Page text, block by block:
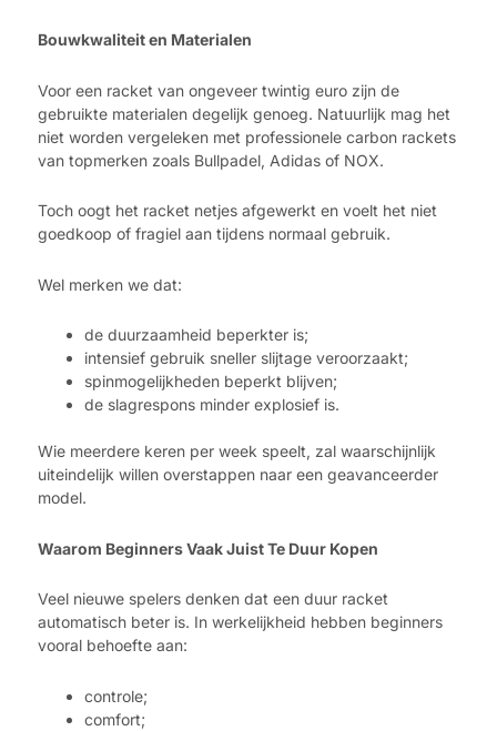
Bouwkwaliteit en Materialen
Voor een racket van ongeveer twintig euro zijn de
gebruikte materialen degelijk genoeg. Natuurlijk mag het
niet worden vergeleken met professionele carbon rackets
van topmerken zoals Bullpadel, Adidas of NOX.
Toch oogt het racket netjes afgewerkt en voelt het niet
goedkoop of fragiel aan tijdens normaal gebruik.
Wel merken we dat:
de duurzaamheid beperkter is;
intensief gebruik sneller slijtage veroorzaakt;
spinmogelijkheden beperkt blijven;
de slagrespons minder explosief is.
Wie meerdere keren per week speelt, zal waarschijnlijk
uiteindelijk willen overstappen naar een geavanceerder
model.
Waarom Beginners Vaak Juist Te Duur Kopen
Veel nieuwe spelers denken dat een duur racket
automatisch beter is. In werkelijkheid hebben beginners
vooral behoefte aan:
controle;
comfort;